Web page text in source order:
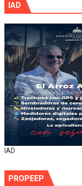
IAD
IAD
PROPEEP